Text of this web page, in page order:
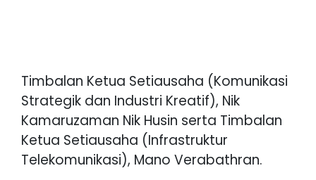
Timbalan Ketua Setiausaha (Komunikasi
Strategik dan Industri Kreatif), Nik
Kamaruzaman Nik Husin serta Timbalan
Ketua Setiausaha (Infrastruktur
Telekomunikasi), Mano Verabathran.